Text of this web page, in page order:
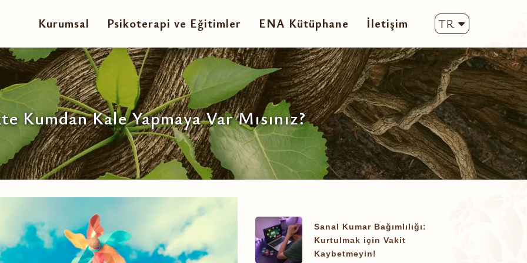
Kurumsal Psikoterapi ve Eğitimler ENA Kütüphane İletişim TR
Kumdan Kale Yapmaya Var Mısınız?
Sanal Kumar Bağımlılığı:
Kurtulmak için Vakit
Kaybetmeyin!